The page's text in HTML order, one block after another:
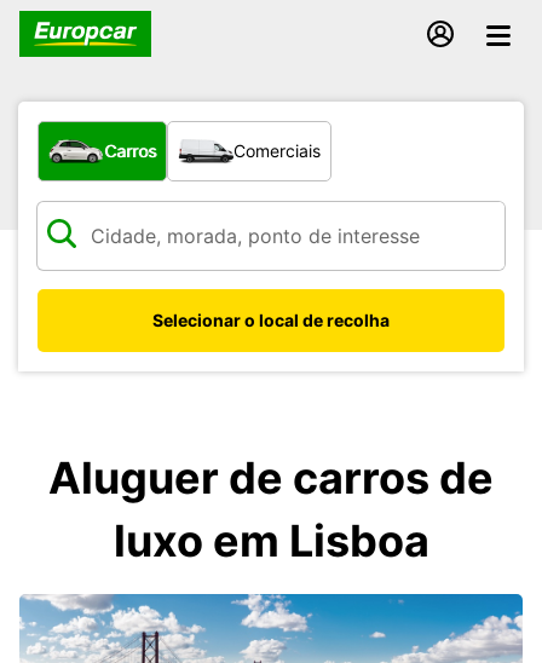
Que tipo de veículo pretende?
Carros Comerciais
Selecionar o local de recolha
Aluguer de carros de
luxo em Lisboa